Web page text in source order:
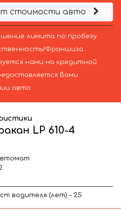
стоимости авто
лимита по пробегу
Франшиза.
нами на кредитной
Вами
авто.
LP 610-4
водителя (лет) – 25